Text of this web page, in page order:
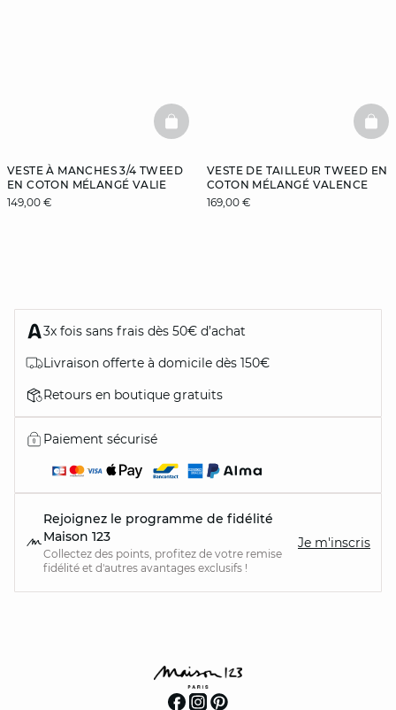
VESTE À MANCHES 3/4 TWEED
EN COTON MÉLANGÉ VALIE
149,00 €
BASKETFULL
VESTE DE TAILLEUR TWEED EN
COTON MÉLANGÉ VALENCE
169,00 €
3x fois sans frais dès 50€ d’achat
Livraison offerte à domicile dès 150€
Retours en boutique gratuits
Paiement sécurisé
Rejoignez le programme de fidélité
Maison 123
Collectez des points, profitez de votre remise
fidélité et d'autres avantages exclusifs !
Je m'inscris